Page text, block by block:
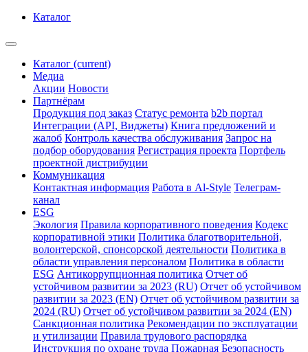
Каталог
Каталог (current)
Медиа
Акции Новости
Партнёрам
Продукция под заказ Статус ремонта b2b портал
Интеграции (API, Виджеты) Книга предложений и
жалоб Контроль качества обслуживания Запрос на
подбор оборудования Регистрация проекта Портфель
проектной дистрибуции
Коммуникация
Контактная информация Работа в Al-Style Телеграм-
канал
ESG
Экология Правила корпоративного поведения Кодекс
корпоративной этики Политика благотворительной,
волонтерской, спонсорской деятельности Политика в
области управления персоналом Политика в области
ESG Антикоррупционная политика Отчет об
устойчивом развитии за 2023 (RU) Отчет об устойчивом
развитии за 2023 (EN) Отчет об устойчивом развитии за
2024 (RU) Отчет об устойчивом развитии за 2024 (EN)
Санкционная политика Рекомендации по эксплуатации
и утилизации Правила трудового распорядка
Инструкция по охране труда Пожарная Безопасность